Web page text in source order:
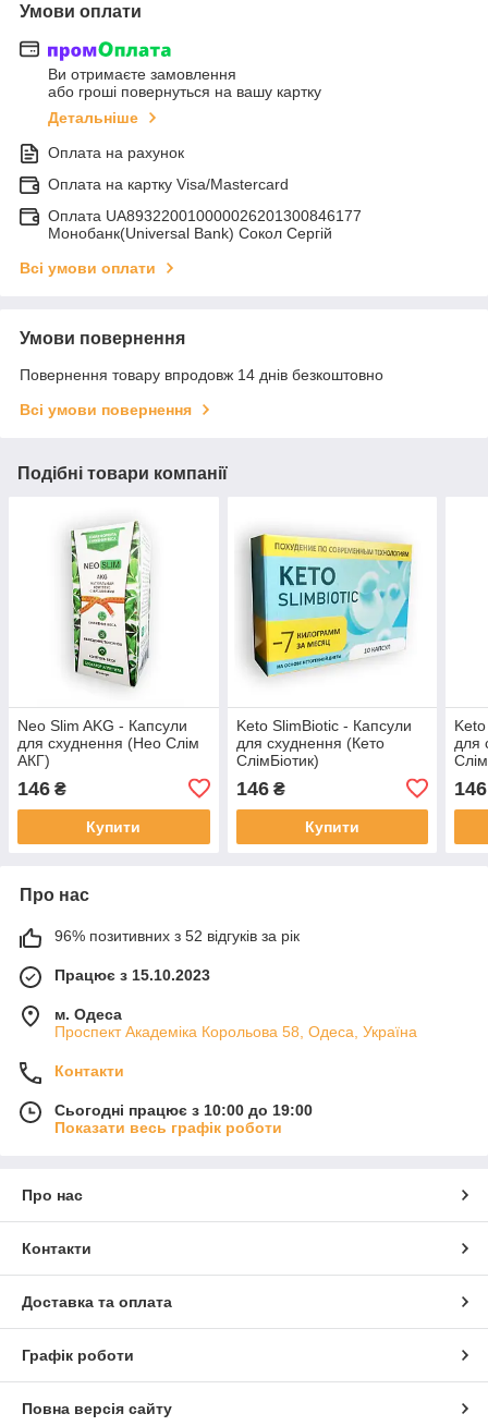
Умови оплати
Ви отримаєте замовлення
або гроші повернуться на вашу картку
Детальніше
Оплата на рахунок
Оплата на картку Visa/Mastercard
Оплата UA893220010000026201300846177
Монобанк(Universal Bank) Сокол Сергій
Всі умови оплати
Умови повернення
Повернення товару впродовж 14 днів безкоштовно
Всі умови повернення
Подібні товари компанії
Neo Slim AKG - Капсули
для схуднення (Нео Слім
АКГ)
146 ₴
Купити
Keto SlimBiotic - Капсули
для схуднення (Кето
СлімБіотик)
146₴
Купити
для
146
Про нас
96% позитивних з 52 відгуків за рік
Працює з 15.10.2023
м. Одеса
Проспект Академіка Корольова 58, Одеса, Україна
Контакти
Сьогодні працює з 10:00 до 19:00
Показати весь графік роботи
Про нас
Контакти
Доставка та оплата
Графік роботи
Повна версія сайту